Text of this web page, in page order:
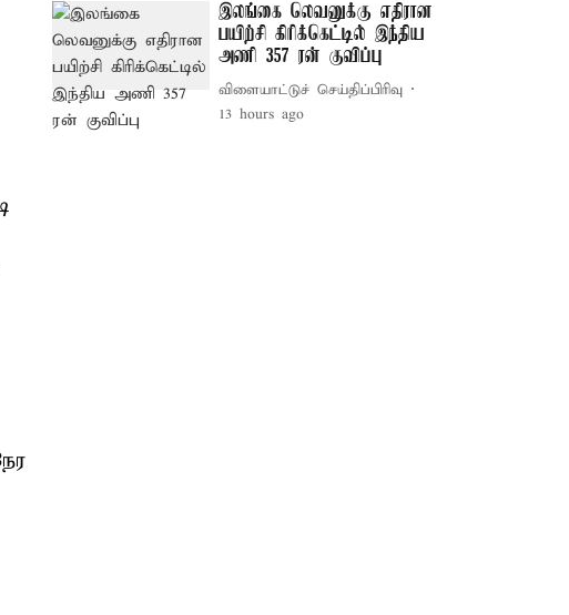
இலங்கை லெவனுக்கு எதிரான
பயிற்சி கிரிக்கெட்டில் இந்திய
அணி 357 ரன் குவிப்பு
விளையாட்டுச் செய்திப்பிரிவு
13 hours ago